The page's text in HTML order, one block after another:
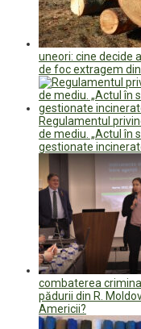
uneori: cine decide
de foc extragem
Regulamentul
de mediu. „Actul în
gestionate
combaterea
pădurii din R.
Americii?